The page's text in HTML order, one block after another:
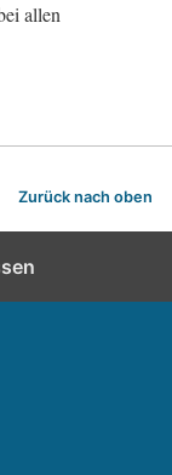
allen
Zurück nach oben